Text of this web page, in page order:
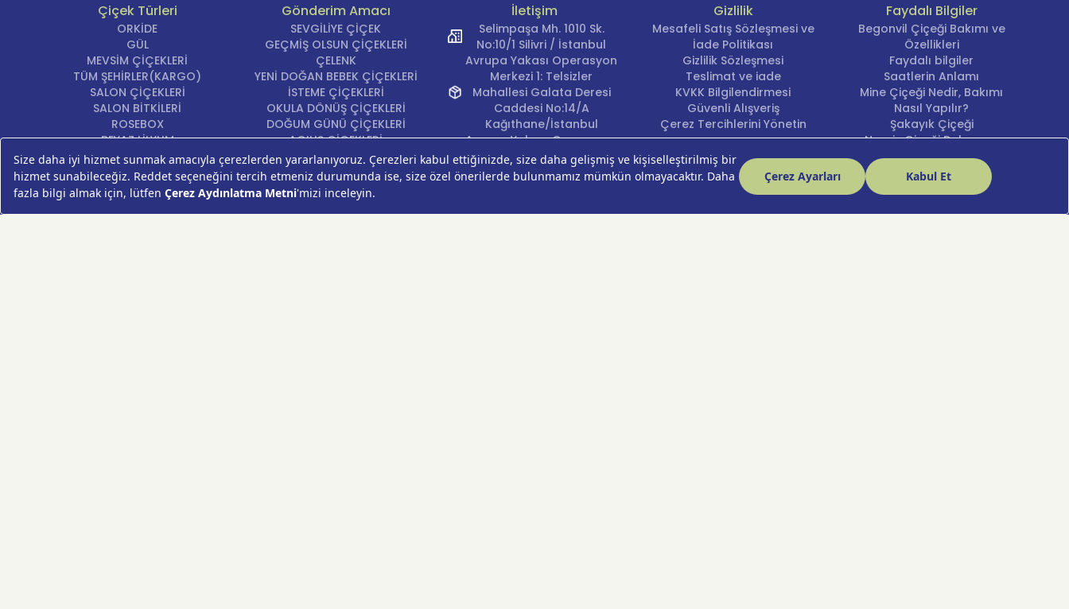
Çiçek Türleri
ORKİDE
GÜL
MEVSİM ÇİÇEKLERİ
TÜM ŞEHİRLER(KARGO)
SALON ÇİÇEKLERİ
SALON BİTKİLERİ
ROSEBOX
BEYAZ LİLYUM
LALE
AYNI GÜN TESLİM ÇİÇEK
KASIMPATI
GERBERA
KRİZANTEM
Gönderim Amacı
SEVGİLİYE ÇİÇEK
GEÇMİŞ OLSUN ÇİÇEKLERİ
ÇELENK
YENİ DOĞAN BEBEK ÇİÇEKLERİ
İSTEME ÇİÇEKLERİ
OKULA DÖNÜŞ ÇİÇEKLERİ
DOĞUM GÜNÜ ÇİÇEKLERİ
AÇILIŞ ÇİÇEKLERİ
ÖZÜR ÇİÇEĞİ
YIL DÖNÜMÜ ÇİÇEKLERİ
YENİ İŞ ÇİÇEĞİ
İletişim
Selimpaşa Mh. 1010 Sk.
No:10/1 Silivri / İstanbul
Avrupa Yakası Operasyon
Merkezi 1: Telsizler
Mahallesi Galata Deresi
Caddesi No:14/A
Kağıthane/İstanbul
Avrupa Yakası Operasyon
Merkezi 2: Güven Mahallesi
Çalışlar Sokak No:37/A
Operasyon Merkezi 1:
Gizlilik
Mesafeli Satış Sözleşmesi ve
İade Politikası
Gizlilik Sözleşmesi
Teslimat ve iade
KVKK Bilgilendirmesi
Güvenli Alışveriş
Çerez Tercihlerini Yönetin
Faydalı Bilgiler
Begonvil Çiçeği Bakımı ve
Özellikleri
Faydalı bilgiler
Saatlerin Anlamı
Mine Çiçeği Nedir, Bakımı
Nasıl Yapılır?
Şakayık Çiçeği
Nergis Çiçeği Bakımı ve
Anlamı